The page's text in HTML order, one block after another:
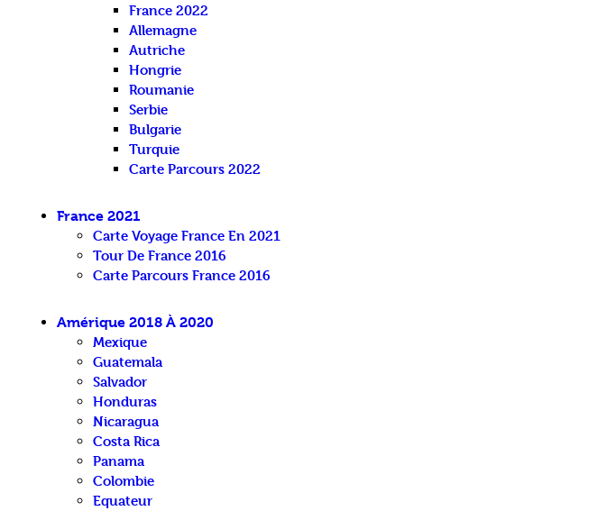
France 2022
Allemagne
Autriche
Hongrie
Roumanie
Serbie
Bulgarie
Turquie
Carte Parcours 2022
France 2021
Carte Voyage France En 2021
Tour De France 2016
Carte Parcours France 2016
Amérique 2018 À 2020
Mexique
Guatemala
Salvador
Honduras
Nicaragua
Costa Rica
Panama
Colombie
Equateur